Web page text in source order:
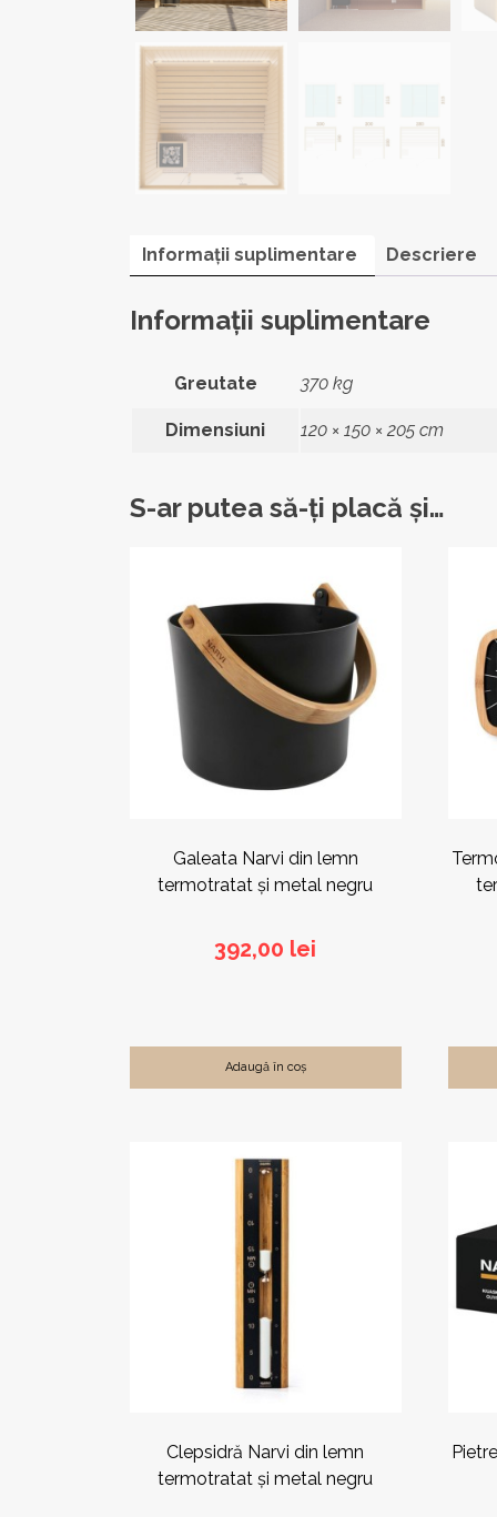
Informații suplimentare Descriere
Informații suplimentare
Greutate 370 kg
Dimensiuni 120 × 150 × 205 cm
S-ar putea să-ți placă și…
Galeata Narvi din lemn
termotratat și metal negru
392,00 lei
Adaugă în coș
Clepsidră Narvi din lemn
termotratat și metal negru